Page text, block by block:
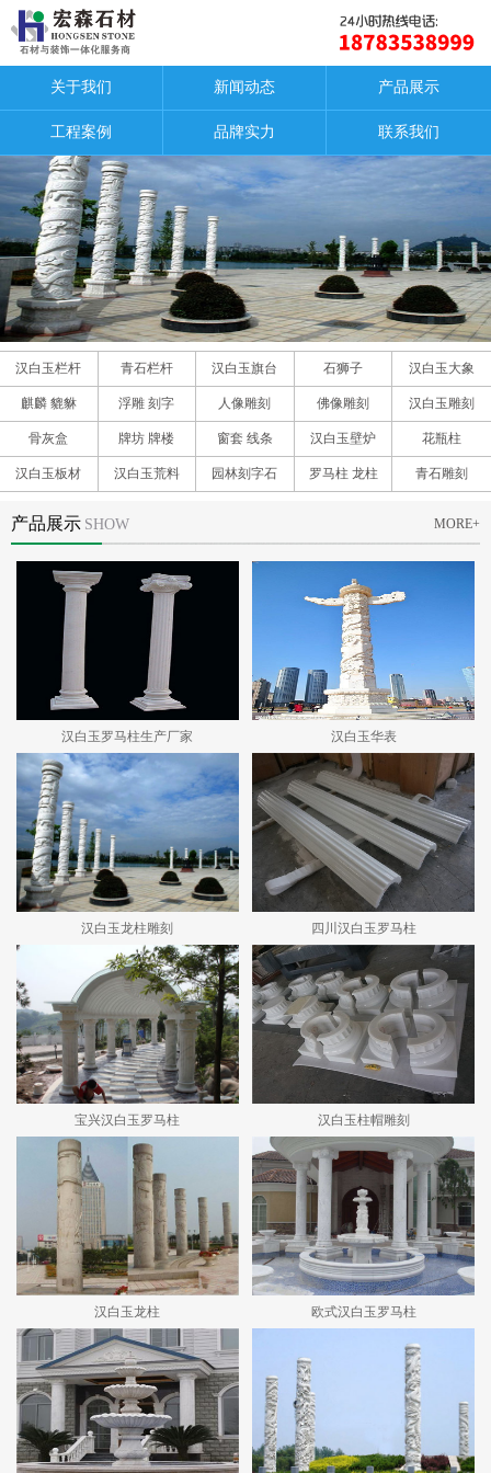
关于我们 新闻动态 产品展示
工程案例 品牌实力 联系我们
汉白玉栏杆 青石栏杆 汉白玉旗台 石狮子 汉白玉大象
麒麟 貔貅 浮雕 刻字 人像雕刻 佛像雕刻 汉白玉雕刻
骨灰盒 牌坊 牌楼 窗套 线条 汉白玉壁炉 花瓶柱
汉白玉板材 汉白玉荒料 园林刻字石 罗马柱 龙柱 青石雕刻
产品展示 SHOW MORE+
汉白玉罗马柱生产厂家 汉白玉华表
汉白玉龙柱雕刻 四川汉白玉罗马柱
宝兴汉白玉罗马柱 汉白玉柱帽雕刻
汉白玉龙柱 欧式汉白玉罗马柱